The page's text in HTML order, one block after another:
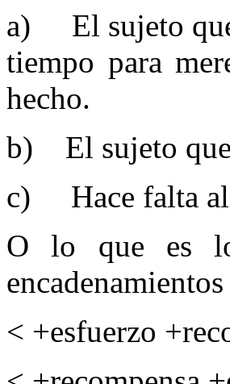
a) El sujeto que
tiempo para
hecho.
b) El sujeto que
c) Hace falta
O lo que es
< +esfuerzo